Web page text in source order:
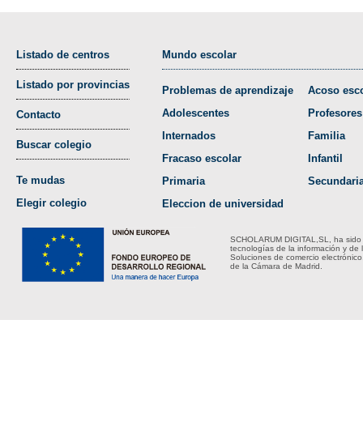
Listado de centros
Listado por provincias
Contacto
Buscar colegio
Te mudas
Elegir colegio
Mundo escolar
Problemas de aprendizaje
Adolescentes
Internados
Fracaso escolar
Primaria
Eleccion de universidad
Acoso
Profesores
Familia
Infantil
SCHOLARUM DIGITAL,SL, ha
tecnologías de la información y de
Soluciones de comercio
de la Cámara de Madrid.